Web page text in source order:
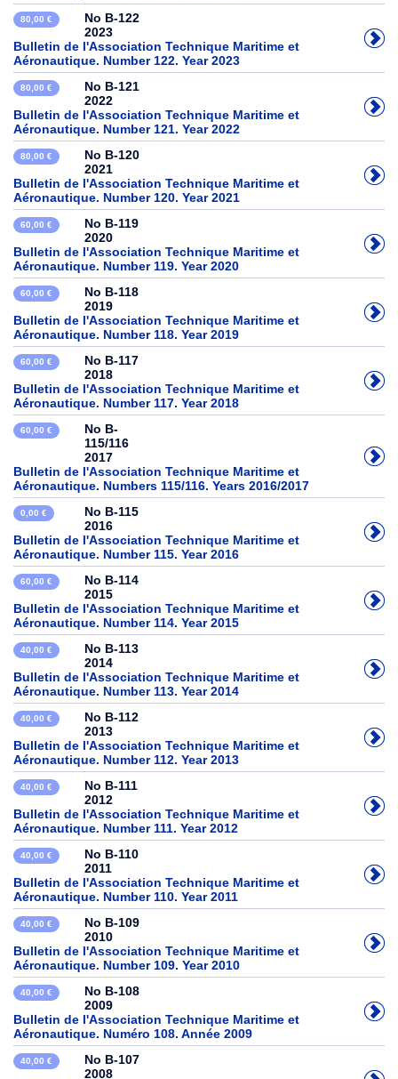
80,00 €
No B-122
2023
Bulletin de l'Association Technique Maritime et
Aéronautique. Number 122. Year 2023
80,00 €
No B-121
2022
Bulletin de l'Association Technique Maritime et
Aéronautique. Number 121. Year 2022
80,00 €
No B-120
2021
Bulletin de l'Association Technique Maritime et
Aéronautique. Number 120. Year 2021
60,00 €
No B-119
2020
Bulletin de l'Association Technique Maritime et
Aéronautique. Number 119. Year 2020
60,00 €
No B-118
2019
Bulletin de l'Association Technique Maritime et
Aéronautique. Number 118. Year 2019
60,00 €
No B-117
2018
Bulletin de l'Association Technique Maritime et
Aéronautique. Number 117. Year 2018
60,00 €
No B-
115/116
2017
Bulletin de l'Association Technique Maritime et
Aéronautique. Numbers 115/116. Years 2016/2017
0,00 €
No B-115
2016
Bulletin de l'Association Technique Maritime et
Aéronautique. Number 115. Year 2016
60,00 €
No B-114
2015
Bulletin de l'Association Technique Maritime et
Aéronautique. Number 114. Year 2015
40,00 €
No B-113
2014
Bulletin de l'Association Technique Maritime et
Aéronautique. Number 113. Year 2014
40,00 €
No B-112
2013
Bulletin de l'Association Technique Maritime et
Aéronautique. Number 112. Year 2013
40,00 €
No B-111
2012
Bulletin de l'Association Technique Maritime et
Aéronautique. Number 111. Year 2012
40,00 €
No B-110
2011
Bulletin de l'Association Technique Maritime et
Aéronautique. Number 110. Year 2011
40,00 €
No B-109
2010
Bulletin de l'Association Technique Maritime et
Aéronautique. Number 109. Year 2010
40,00 €
No B-108
2009
Bulletin de l'Association Technique Maritime et
Aéronautique. Numéro 108. Année 2009
40,00 €
No B-107
2008